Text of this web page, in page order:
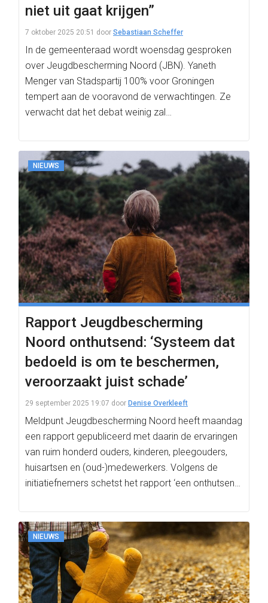
niet uit gaat krijgen”
7 oktober 2025 20:51 door Sebastiaan Scheffer
In de gemeenteraad wordt woensdag gesproken
over Jeugdbescherming Noord (JBN). Yaneth
Menger van Stadspartij 100% voor Groningen
tempert aan de vooravond de verwachtingen. Ze
verwacht dat het debat weinig zal…
NIEUWS
Rapport Jeugdbescherming
Noord onthutsend: ‘Systeem dat
bedoeld is om te beschermen,
veroorzaakt juist schade’
29 september 2025 19:07 door Denise Overkleeft
Meldpunt Jeugdbescherming Noord heeft maandag
een rapport gepubliceerd met daarin de ervaringen
van ruim honderd ouders, kinderen, pleegouders,
huisartsen en (oud-)medewerkers. Volgens de
initiatiefnemers schetst het rapport ‘een onthutsend
NIEUWS